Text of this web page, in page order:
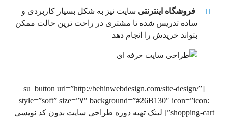
فروشگاه اینترنتی سایت نیز به شکل بسیار کاربردی و
ساده تدریس شده تا مشتری در راحت ترین حالت ممکن
بتواند خریدش را انجام دهد
[su_button url=”http://behinwebdesign.com/site-design/”
style=”soft” size=”۷″ background=”#26B130″ icon=”icon:
shopping-cart”] لینک تهیه دوره طراحی سایت بدون کد نویسی